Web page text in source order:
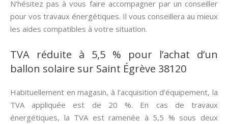
N’hésitez pas à vous faire accompagner par un conseiller
pour vos travaux énergétiques. Il vous conseillera au mieux
les aides compatibles à votre situation.
TVA réduite à 5,5 % pour l’achat d’un
ballon solaire sur Saint Égrève 38120
Habituellement en magasin, à l’acquisition d’équipement, la
TVA appliquée est de 20 %. En cas de travaux
énergétiques, la TVA est ramenée à 5,5 % sous deux